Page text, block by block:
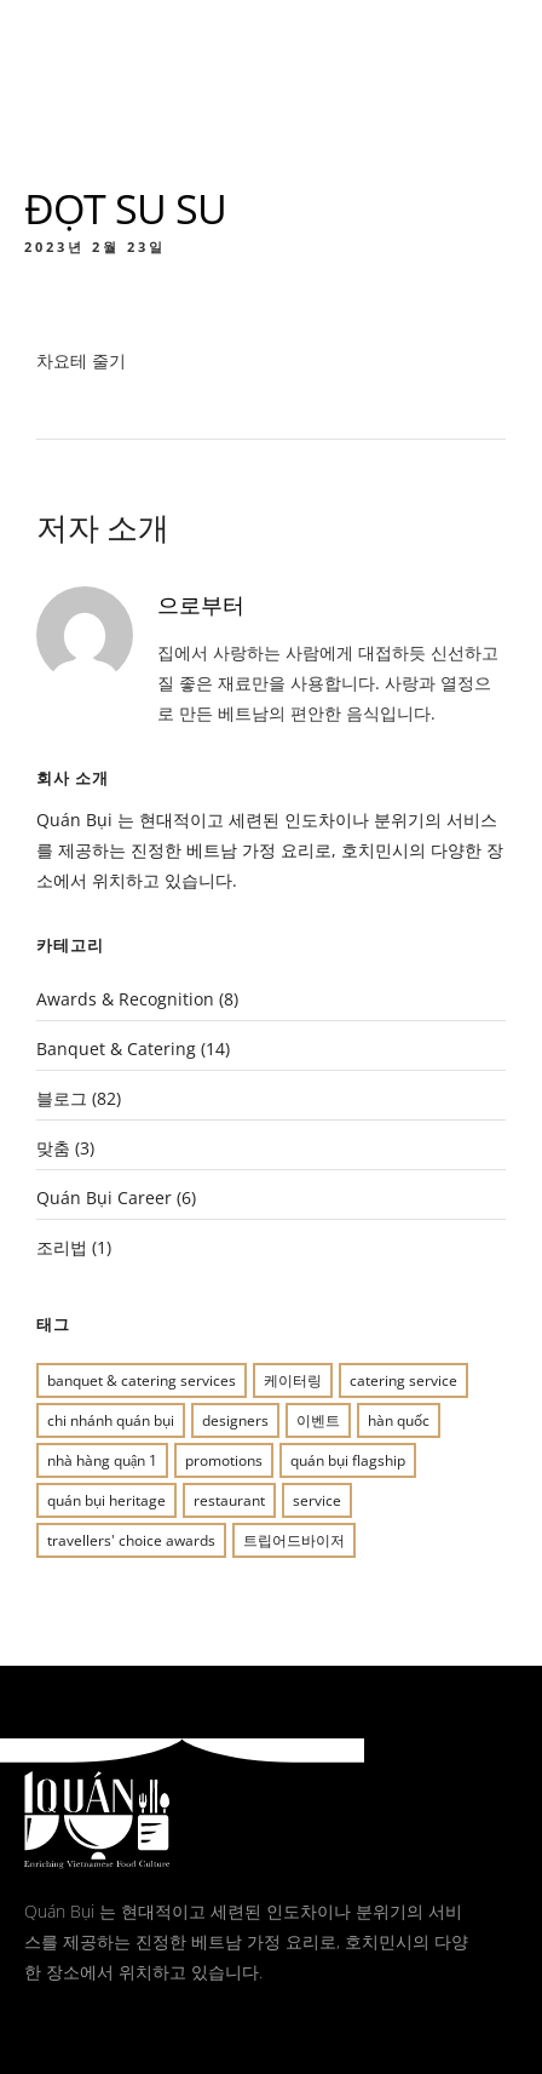
ĐỌT SU SU
2023년 2월 23일
차요테 줄기
저자 소개
으로부터
집에서 사랑하는 사람에게 대접하듯 신선하고
질 좋은 재료만을 사용합니다. 사랑과 열정으
로 만든 베트남의 편안한 음식입니다.
회사 소개
Quán Bụi 는 현대적이고 세련된 인도차이나 분위기의 서비스
를 제공하는 진정한 베트남 가정 요리로, 호치민시의 다양한 장
소에서 위치하고 있습니다.
카테고리
Awards & Recognition (8)
Banquet & Catering (14)
블로그 (82)
맞춤 (3)
Quán Bụi Career (6)
조리법 (1)
태그
banquet & catering services 케이터링
catering service
chi nhánh quán bụi
designers 이벤트
hàn quốc
nhà hàng quận 1
promotions
quán bụi flagship
quán bụi heritage
restaurant
service
travellers' choice awards
트립어드바이저
Quán Bụi 는 현대적이고 세련된 인도차이나 분위기의 서비
스를 제공하는 진정한 베트남 가정 요리로, 호치민시의 다양
한 장소에서 위치하고 있습니다.